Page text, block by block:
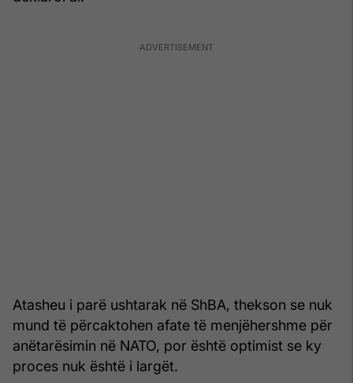
Atasheu i parë ushtarak në ShBA, thekson se nuk
mund të përcaktohen afate të menjëhershme për
anëtarësimin në NATO, por është optimist se ky
proces nuk është i largët.